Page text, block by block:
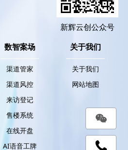
新辉云创公众号
数智案场
渠道管家
渠道风控
来访登记
售楼系统
在线开盘
AI语音工牌
关于我们
关于我们
网站地图